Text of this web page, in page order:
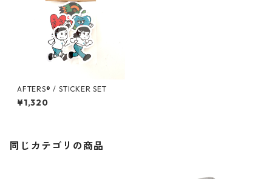
AFTERS®︎ / STICKER SET
¥1,320
同じカテゴリの商品